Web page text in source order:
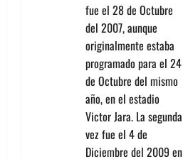
fue el 28 de Octubre
del 2007, aunque
originalmente estaba
programado para el 24
de Octubre del mismo
año, en el estadio
Victor Jara. La segunda
vez fue el 4 de
Diciembre del 2009 en